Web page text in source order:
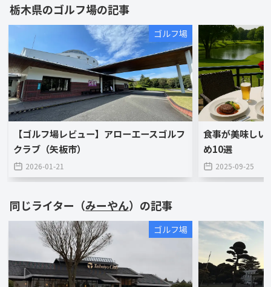
栃木県のゴルフ場の記事
ゴルフ場
【ゴルフ場レビュー】アローエースゴルフ
クラブ（矢板市）
2026-01-21
食事が美味しい
め10選
2025-09-25
同じライター（みーやん）の記事
ゴルフ場